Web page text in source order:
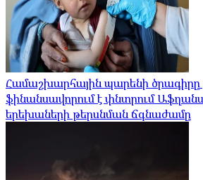
Համաշխարհային պարենի
ֆինանսավորում է փնտրում
երեխաների թերսնման ճգնաժամը